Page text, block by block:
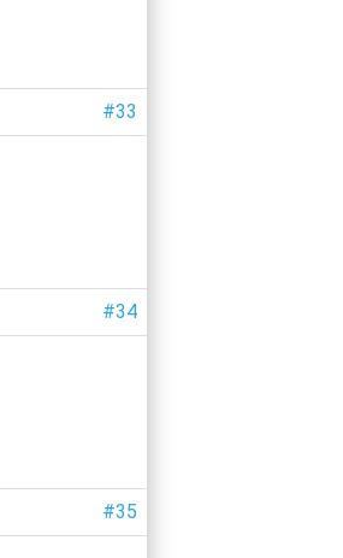
#33
#34
#35